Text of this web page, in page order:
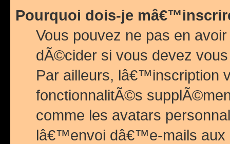
Pourquoi dois-je
Vous pouvez ne pas en
dÃ©cider si vous devez
Par ailleurs, lâ€™inscription
fonctionnalitÃ©s
comme les avatars
lâ€™envoi dâ€™e-mails